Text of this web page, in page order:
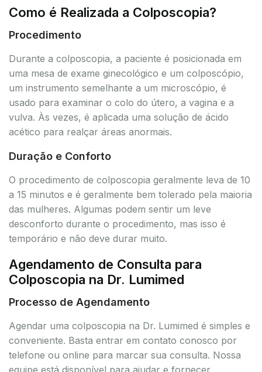
Como é Realizada a Colposcopia?
Procedimento
Durante a colposcopia, a paciente é posicionada em
uma mesa de exame ginecológico e um colposcópio,
um instrumento semelhante a um microscópio, é
usado para examinar o colo do útero, a vagina e a
vulva. Às vezes, é aplicada uma solução de ácido
acético para realçar áreas anormais.
Duração e Conforto
O procedimento de colposcopia geralmente leva de 10
a 15 minutos e é geralmente bem tolerado pela maioria
das mulheres. Algumas podem sentir um leve
desconforto durante o procedimento, mas isso é
temporário e não deve durar muito.
Agendamento de Consulta para
Colposcopia na Dr. Lumimed
Processo de Agendamento
Agendar uma colposcopia na Dr. Lumimed é simples e
conveniente. Basta entrar em contato conosco por
telefone ou online para marcar sua consulta. Nossa
equipe está disponível para ajudar e fornecer